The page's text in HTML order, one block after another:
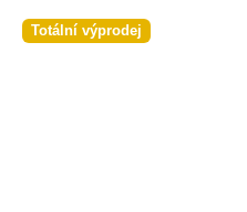
Totální výprodej